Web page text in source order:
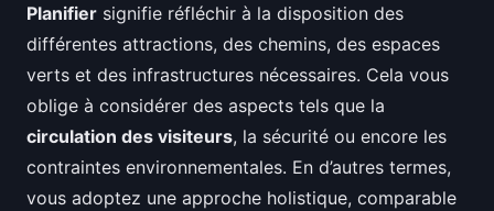
Planifier signifie réfléchir à la disposition des
différentes attractions, des chemins, des espaces
verts et des infrastructures nécessaires. Cela vous
oblige à considérer des aspects tels que la
circulation des visiteurs, la sécurité ou encore les
contraintes environnementales. En d’autres termes,
vous adoptez une approche holistique, comparable